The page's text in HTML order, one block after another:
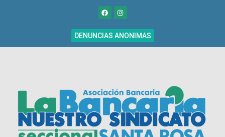
DENUNCIAS ANONIMAS